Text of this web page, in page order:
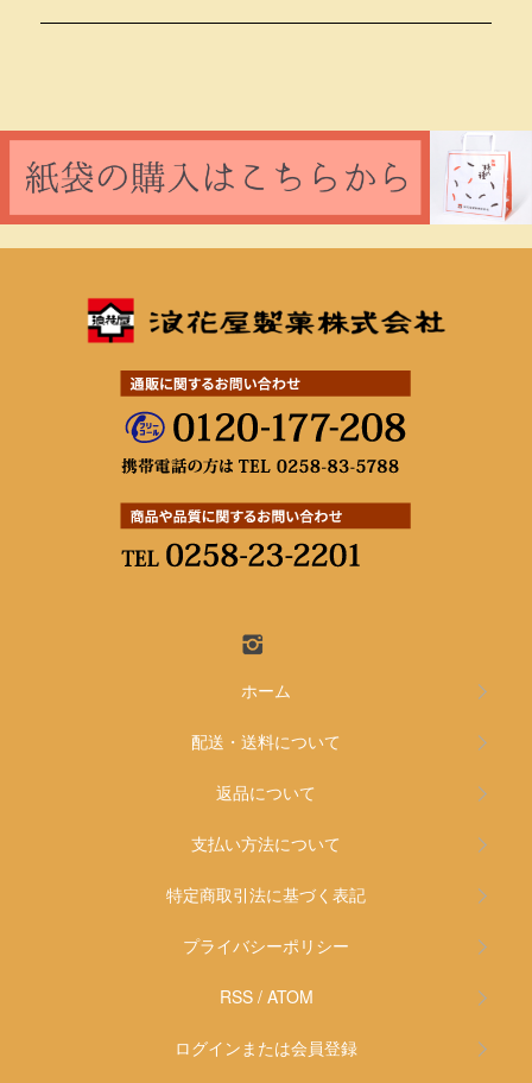
ホーム
配送・送料について
返品について
支払い方法について
特定商取引法に基づく表記
プライバシーポリシー
RSS/ ATOM
ログインまたは会員登録